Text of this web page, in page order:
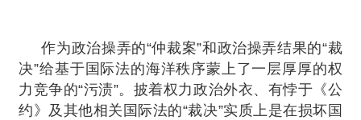
作为政治操弄的“仲裁案”和政治操弄结果的“裁
决”给基于国际法的海洋秩序蒙上了一层厚厚的权
力竞争的“污渍”。披着权力政治外衣、有悖于《公
约》及其他相关国际法的“裁决”实质上是在损坏国